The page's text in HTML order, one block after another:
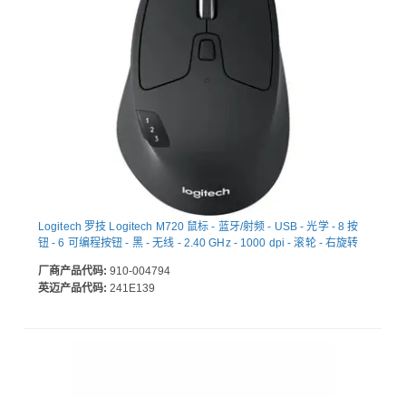
Logitech 罗技 Logitech M720 鼠标 - 蓝牙/射频 - USB - 光学 - 8 按
钮 - 6 可编程按钮 - 黑 - 无线 - 2.40 GHz - 1000 dpi - 滚轮 - 右旋转
厂商产品代码: 910-004794
英迈产品代码: 241E139